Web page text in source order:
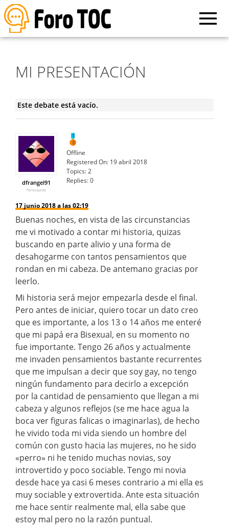
MI PRESENTACIÓN
Este debate está vacío.
dfrangel91
Participante
Offline
Registered On: 19 abril 2018
Topics:2
Replies:0
17 junio 2018 a las 02:19
Buenas noches, en vista de las circunstancias
me vi motivado a contar mi historia, quizas
buscando en parte alivio y una forma de
desahogarme con tantos pensamientos que
rondan en mi cabeza. De antemano gracias por
leerlo.
Mi historia será mejor empezarla desde el final.
Pero antes de iniciar, quiero tocar un dato creo
que es importante, a los 13 o 14 años me enteré
que mi papá era Bisexual, en su momento no
fue importante. Tengo 26 años y actualmente
me invaden pensamientos bastante recurrentes
que me impulsan a decir que soy gay, no tengo
ningún fundamento para decirlo a excepción
por la cantidad de pensamiento que llegan a mi
cabeza y algunos reflejos (se me hace agua la
boca ver figuras falicas o imaginarlas), de hecho
he vivido toda mi vida siendo un hombre del
común con gusto hacia las mujeres, no he sido
«perro» ni he tenido muchas novias, soy
introvertido y poco sociable. Tengo mi novia
desde hace ya casi 6 meses contrario a mi ella es
muy sociable y extrovertida. Ante esta situación
me hace sentir realmente mal, ella sabe que
estoy mal pero no la razón puntual.